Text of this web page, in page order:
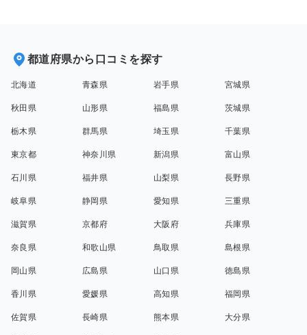
都道府県から口コミを探す
北海道 青森県 岩手県 宮城県
秋田県 山形県 福島県 茨城県
栃木県 群馬県 埼玉県 千葉県
東京都 神奈川県 新潟県 富山県
石川県 福井県 山梨県 長野県
岐阜県 静岡県 愛知県 三重県
滋賀県 京都府 大阪府 兵庫県
奈良県 和歌山県 鳥取県 島根県
岡山県 広島県 山口県 徳島県
香川県 愛媛県 高知県 福岡県
佐賀県 長崎県 熊本県 大分県